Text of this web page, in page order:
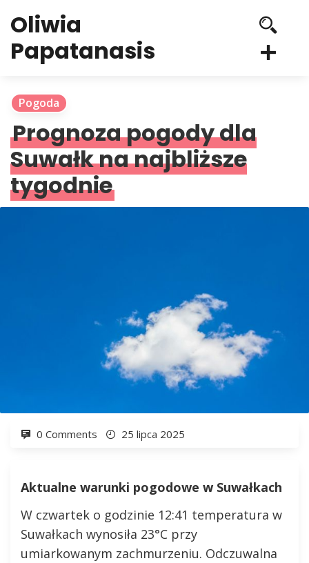
Oliwia
Papatanasis
Pogoda
Prognoza pogody dla
Suwałk na najbliższe
tygodnie
0 Comments 25 lipca 2025
Aktualne warunki pogodowe w Suwałkach
W czwartek o godzinie 12:41 temperatura w
Suwałkach wynosiła 23°C przy
umiarkowanym zachmurzeniu. Odczuwalna